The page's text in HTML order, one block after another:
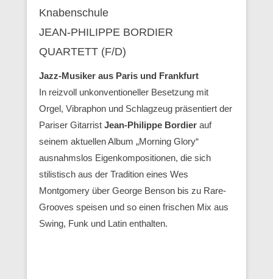
Knabenschule
JEAN-PHILIPPE BORDIER
QUARTETT (F/D)
Jazz-Musiker aus Paris und Frankfurt
In reizvoll unkonventioneller Besetzung mit
Orgel, Vibraphon und Schlagzeug präsentiert der
Pariser Gitarrist Jean-Philippe Bordier auf
seinem aktuellen Album „Morning Glory“
ausnahmslos Eigenkompositionen, die sich
stilistisch aus der Tradition eines Wes
Montgomery über George Benson bis zu Rare-
Grooves speisen und so einen frischen Mix aus
Swing, Funk und Latin enthalten.